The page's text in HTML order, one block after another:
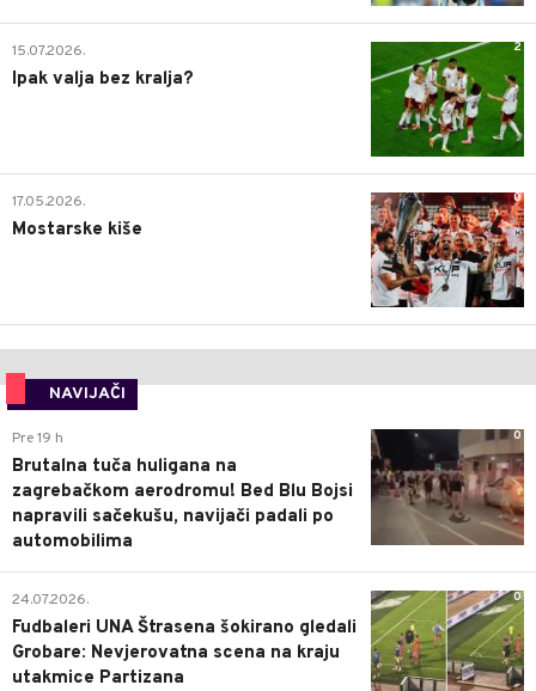
2
15.07.2026.
Ipak valja bez kralja?
0
17.05.2026.
Mostarske kiše
NAVIJAČI
0
Pre 19 h
Brutalna tuča huligana na
zagrebačkom aerodromu! Bed Blu Bojsi
napravili sačekušu, navijači padali po
automobilima
0
24.07.2026.
Fudbaleri UNA Štrasena šokirano gledali
Grobare: Nevjerovatna scena na kraju
utakmice Partizana